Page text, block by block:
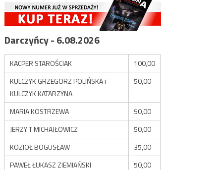
Darczyńcy - 6.08.2026
KACPER STAROŚCIAK
100,00
KULCZYK GRZEGORZ POLIŃSKA i
KULCZYK KATARZYNA
50,00
MARIA KOSTRZEWA
50,00
JERZY T MICHAJŁOWICZ
50,00
KOZIOŁ BOGUSŁAW
35,00
PAWEŁ ŁUKASZ ZIEMIAŃSKI
50,00